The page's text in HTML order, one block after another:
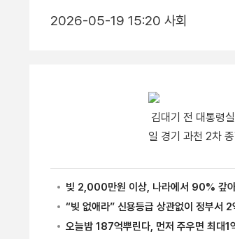
2026-05-19 15:20 사회
김대기 전 대통령
일 경기 과천 2차